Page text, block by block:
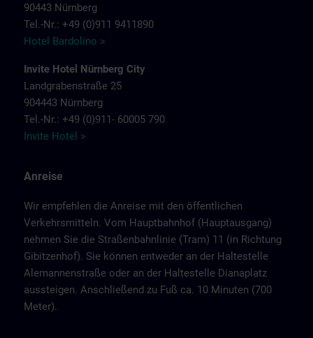
90443 Nürnberg
Tel.-Nr.: +49 (0)911 9411890
Hotel Bardolino >
Invite Hotel Nürnberg City
Landgrabenstraße 25
904443 Nürnberg
Tel.-Nr.: +49 (0)911- 60005 790
Invite Hotel >
Anreise
Wir empfehlen die Anreise mit den öffentlichen
Verkehrsmitteln. Vom Hauptbahnhof (Hauptausgang)
nehmen Sie die Straßenbahnlinie (Tram) 11 (in Richtung
Gibitzenhof). Sie können entweder an der Haltestelle
Alemannenstraße oder an der Haltestelle Dianaplatz
aussteigen. Anschließend zu Fuß ca. 10 Minuten (700
Meter).